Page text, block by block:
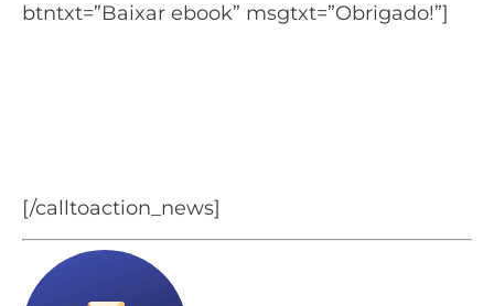
btntxt=”Baixar ebook” msgtxt=”Obrigado!”]
[/calltoaction_news]